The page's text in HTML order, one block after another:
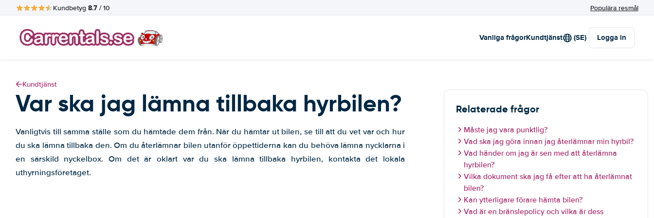
Kundbetyg 8.7 / 10 Populära resmål
Vanliga frågorKundtjänst (SE) Logga in
Kundtjänst
Var ska jag lämna tillbaka hyrbilen?
Vanligtvis till samma ställe som du hämtade dem från. När du hämtar ut bilen, se till att du vet var och hur
du ska lämna tillbaka den. Om du återlämnar bilen utanför öppettiderna kan du behöva lämna nycklarna i
en särskild nyckelbox. Om det är oklart var du ska lämna tillbaka hyrbilen, kontakta det lokala
uthyrningsföretaget.
Relaterade frågor
Måste jag vara punktlig?
Vad ska jag göra innan jag återlämnar min hyrbil?
Vad händer om jag är sen med att återlämna
hyrbilen?
Vilka dokument ska jag få efter att ha återlämnat
bilen?
Kan ytterligare förare hämta bilen?
Vad är en bränslepolicy och vilka är dess